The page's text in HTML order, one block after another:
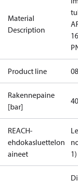
Material
Description
Product line 08
Rakennepaine
[bar]
REACH-
ehdokasluettelon
aineet
1)